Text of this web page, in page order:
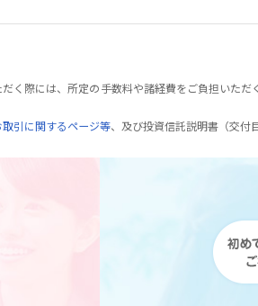
く際には、所定の手数料や諸経費をご負担いた
引に関するページ等、及び投資信託説明書（交付